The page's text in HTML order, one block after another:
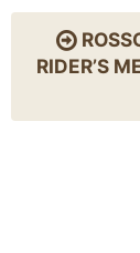
RIDER’S